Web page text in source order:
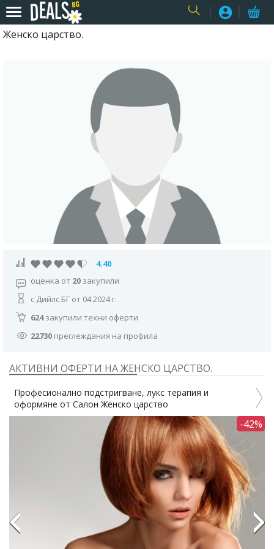
Женско царство.
4.40
оценка от 20 закупили
с Дийлс.БГ от 04.2024 г.
624закупили техни оферти
22730 преглеждания на профила
АКТИВНИ ОФЕРТИ НА ЖЕНСКО ЦАРСТВО.
подстригване, лукс терапия и
Салон Женско царство
-42%